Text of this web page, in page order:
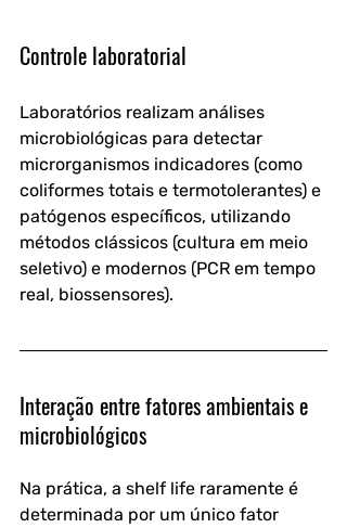
Controle laboratorial
Laboratórios realizam análises
microbiológicas para detectar
microrganismos indicadores (como
coliformes totais e termotolerantes) e
patógenos específicos, utilizando
métodos clássicos (cultura em meio
seletivo) e modernos (PCR em tempo
real, biossensores).
Interação entre fatores ambientais e
microbiológicos
Na prática, a shelf life raramente é
determinada por um único fator